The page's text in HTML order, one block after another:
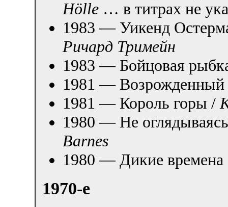
Hölle … в титрах не
1983 — Уикенд
Ричард Тримейн
1983 — Бойцовая
1981 —
1981 — Король горы /
1980 — Не
Barnes
1980 — Дикие
1970-е